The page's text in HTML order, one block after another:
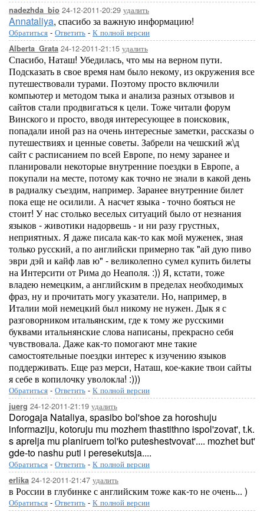
nadezhda_bio 24-12-2011-20:29 удалить
Annataliya, спасибо за важную информацию!
Обратиться - Ответить - К полной версии
Alberta_Grata 24-12-2011-21:15 удалить
Спасибо, Наташ! Убедилась, что мы на верном пути.
Подсказать в свое время нам было некому, из окружения все
путешествовали турами. Поэтому просто включили
компьютер и методом тыка и анализа разных отзывов и
сайтов стали продвигаться к цели. Тоже читали форум
Винского и просто, вводя интересующее в поисковик,
попадали иной раз на очень интересные заметки, рассказы о
путешествиях и ценные советы. Забрели на чешский ж\д
сайт с расписанием по всей Европе, по нему заранее и
планировали некоторые внутренние поездки в Европе, а
покупали на месте, потому как точно не знали в какой день
в радиалку съездим, например. Заранее внутренние билет
пока еще не осилили. А насчет языка - точно бояться не
стоит! У нас столько веселых ситуаций было от незнания
языков - животики надорвешь - и ни разу грустных,
неприятных. Я даже писала как-то как мой муженек, зная
только русский, а по английски примерно так "ай дую пиво
эври дэй и кайф лав ю" - великолепно сумел купить билеты
на Интерсити от Рима до Неаполя. :)) Я, кстати, тоже
владею немецким, а английским в пределах необходимых
фраз, ну и прочитать могу указатели. Но, например, в
Италии мой немецкий был никому не нужен. Дык я с
разговорником итальянским, где к тому же русскими
буквами итальнянские слова написаны, прекрасно себя
чувствовала. Даже как-то помогают мне такие
самостоятельные поездки интерес к изучению языков
поддерживать. Еще раз мерси, Наташ, кое-какие твои сайты
я себе в копилочку уволокла! :)))
Обратиться - Ответить - К полной версии
juerg 24-12-2011-21:19 удалить
Dorogaja Nataliya, spasibo bol'shoe za horoshuju
informaziju, kotoruju mu mozhem thastithno ispol'zovat', t.k.
s aprelja mu planiruem tol'ko puteshestvovat'.... mozhet but'
gde-to nashu puti i peresekutsja....
Обратиться - Ответить - К полной версии
erlika 24-12-2011-21:47 удалить
в России в глубинке с английским тоже как-то не очень... )
Обратиться - Ответить - К полной версии